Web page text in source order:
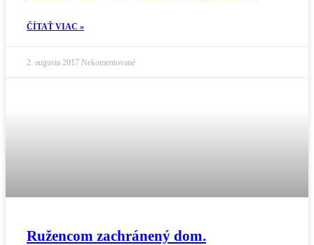
ČÍTAŤ VIAC »
2. augusta 2017 Nekomentované
Ružencom zachránený dom.